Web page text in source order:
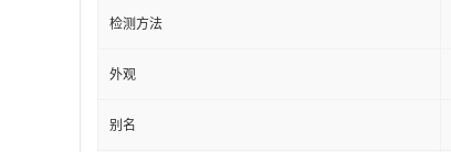
检测方法
外观
别名